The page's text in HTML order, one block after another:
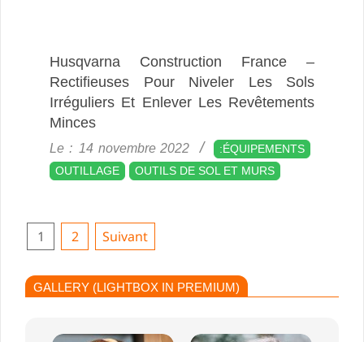
Husqvarna Construction France –
Rectifieuses Pour Niveler Les Sols
Irréguliers Et Enlever Les Revêtements
Minces
2022-
11-
14
Le : 14 novembre 2022
:ÉQUIPEMENTS
OUTILLAGE
OUTILS DE SOL ET MURS
Pagination
Publications
1 2 Suivant
GALLERY (LIGHTBOX IN PREMIUM)